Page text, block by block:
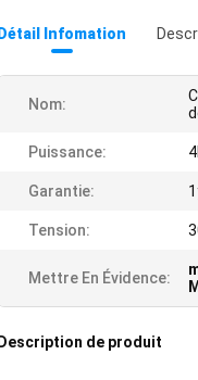
Détail Infomation
Nom:
Puissance:
Garantie:
Tension:
Mettre En Évidence:
Description de produit